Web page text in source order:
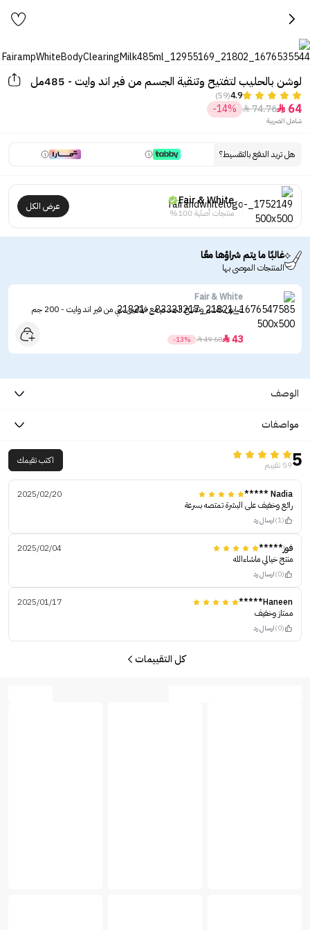
لوشن بالحليب لتفتيح وتنقية الجسم من فير اند وايت - 485مل
4.9
(59)
64

74.76

-14%
شامل الضريبة
هل تريد الدفع بالتقسيط؟
Fair & White
منتجات أصلية 100%
عرض الكل
غالبًا ما يتم شراؤها معًا
المنتجات الموصى بها
Fair & White
صابون تقشير وتفتيح الجسم مع فيتامين سي من فير اند وايت - 200 جم
43

49.60

-13%
الوصف
مواصفات
559 تقييم اكتب تقيمك
Nadia *****
2025/02/20
رائع وخفيف على البشرة تمتصه بسرعة
(1) ارسال رد
فوز*****
2025/02/04
منتج خيالي ماشاءالله
(0) ارسال رد
Haneen*****
2025/01/17
ممتاز وخفيف
(0) ارسال رد
كل التقييمات